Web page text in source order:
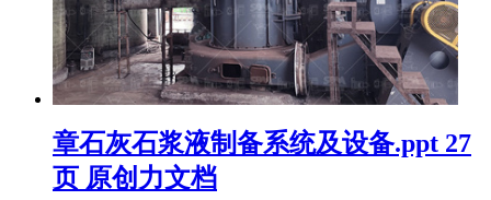
章石灰石浆液制备系统及设备.ppt 27
页 原创力文档